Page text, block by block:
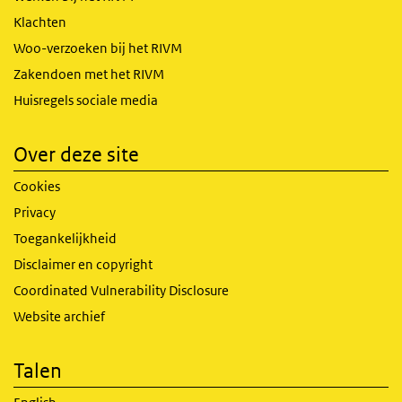
Klachten
Woo-verzoeken bij het RIVM
Zakendoen met het RIVM
Huisregels sociale media
Over deze site
Cookies
Privacy
Toegankelijkheid
Disclaimer en copyright
Coordinated Vulnerability Disclosure
Website archief
Talen